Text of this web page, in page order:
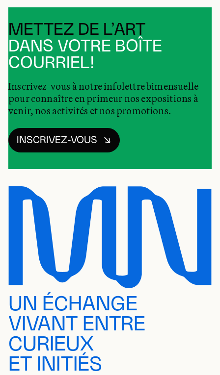
METTEZ DE L’ART
DANS VOTRE BOÎTE
COURRIEL!
Inscrivez-vous à notre infolettre bimensuelle
pour connaître en primeur nos expositions à
venir, nos activités et nos promotions.
INSCRIVEZ-VOUS
UN ÉCHANGE
VIVANT ENTRE
CURIEUX
ET INITIÉS